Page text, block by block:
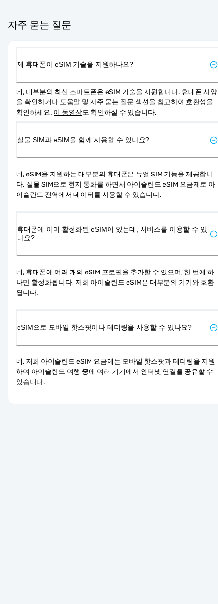
자주 묻는 질문
제 휴대폰이 eSIM 기술을 지원하나요?
네, 대부분의 최신 스마트폰은 eSIM 기술을 지원합니다. 휴대폰 사양
을 확인하거나 도움말 및 자주 묻는 질문 섹션을 참고하여 호환성을
확인하세요. 이 동영상도 확인하실 수 있습니다.
실물 SIM과 eSIM을 함께 사용할 수 있나요?
네, eSIM을 지원하는 대부분의 휴대폰은 듀얼 SIM 기능을 제공합니
다. 실물 SIM으로 현지 통화를 하면서 아이슬란드 eSIM 요금제로 아
이슬란드 전역에서 데이터를 사용할 수 있습니다.
휴대폰에 이미 활성화된 eSIM이 있는데, 서비스를 이용할 수 있
나요?
네, 휴대폰에 여러 개의 eSIM 프로필을 추가할 수 있으며, 한 번에 하
나만 활성화됩니다. 저희 아이슬란드 eSIM은 대부분의 기기와 호환
됩니다.
eSIM으로 모바일 핫스팟이나 테더링을 사용할 수 있나요?
네, 저희 아이슬란드 eSIM 요금제는 모바일 핫스팟과 테더링을 지원
하여 아이슬란드 여행 중에 여러 기기에서 인터넷 연결을 공유할 수
있습니다.